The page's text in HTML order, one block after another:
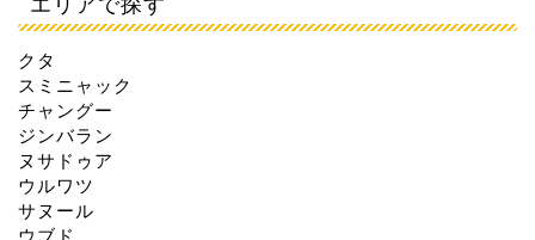
クタ
スミニャック
チャングー
ジンバラン
ヌサドゥア
ウルワツ
サヌール